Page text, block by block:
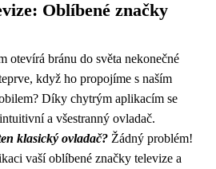
Oblíbené značky
otevírá bránu do světa nekonečné
když ho propojíme s naším
Díky chytrým aplikacím se
a všestranný ovladač.
klasický ovladač? Žádný problém!
vaší oblíbené značky televize a